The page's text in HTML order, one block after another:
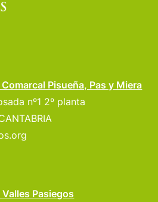
Pisueña, Pas y Miera
nº1 2º planta
Pasiegos